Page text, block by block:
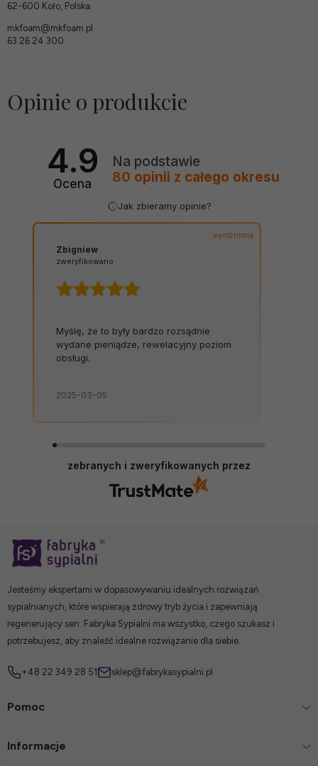
62-600 Koło, Polska
mkfoam@mkfoam.pl
63 26 24 300
Opinie o produkcie
4.9
Ocena
Na podstawie
80 opinii z całego okresu
Jak zbieramy opinie?
wyróżniona
Zbigniew
zweryfikowano
Myślę, że to były bardzo rozsądnie
wydane pieniądze, rewelacyjny poziom
obsługi.
2025-03-05
zebranych i zweryfikowanych przez
Jesteśmy ekspertami w dopasowywaniu idealnych rozwiązań
sypialnianych, które wspierają zdrowy tryb życia i zapewniają
regenerujący sen. Fabryka Sypialni ma wszystko, czego szukasz i
potrzebujesz, aby znaleźć idealne rozwiązanie dla siebie.
+48 22 349 28 51 sklep@fabrykasypialni.pl
Pomoc
Informacje